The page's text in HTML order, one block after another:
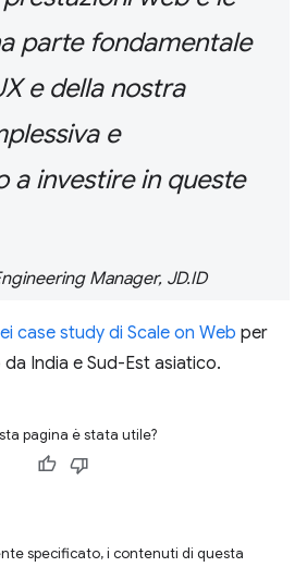
parte fondamentale
e della nostra
e
a investire in queste
Manager, JD.ID
case study di Scale on Web per
India e Sud-Est asiatico.
pagina è stata utile?
specificato, i contenuti di questa